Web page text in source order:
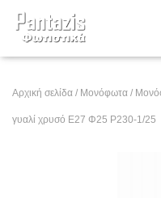
Αρχική σελίδα / Μονόφωτα /
γυαλί χρυσό Ε27 Φ25 Ρ230-1/25